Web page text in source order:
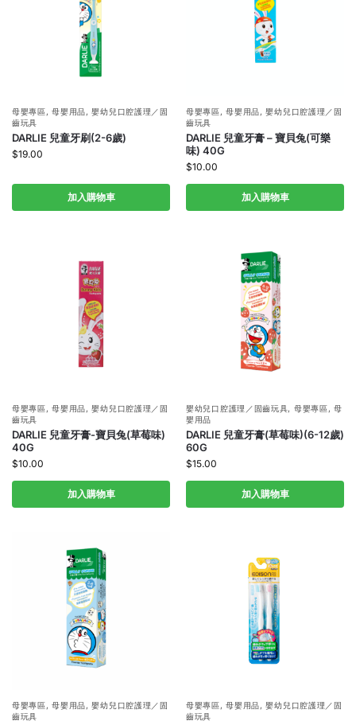
母嬰專區,母嬰用品,嬰幼兒口腔護理／固
齒玩具
DARLIE 兒童牙刷(2-6歲)
$19.00
加入購物車
母嬰專區,母嬰用品,嬰幼兒口腔護理／固
齒玩具
DARLIE 兒童牙膏 – 寶貝兔(可樂
味) 40G
$10.00
加入購物車
母嬰專區,母嬰用品,嬰幼兒口腔護理／固
齒玩具
DARLIE 兒童牙膏-寶貝兔(草莓味)
40G
$10.00
加入購物車
嬰幼兒口腔護理／固齒玩具, 母嬰專區,母
嬰用品
DARLIE 兒童牙膏(草莓味)(6-12歲)
60G
$15.00
加入購物車
母嬰專區,母嬰用品,嬰幼兒口腔護理／固
齒玩具
母嬰專區,母嬰用品,嬰幼兒口腔護理／固
齒玩具